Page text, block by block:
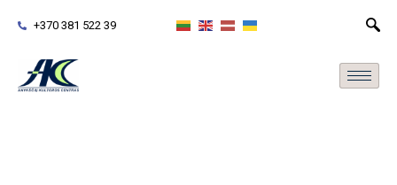
+370 381 522 39